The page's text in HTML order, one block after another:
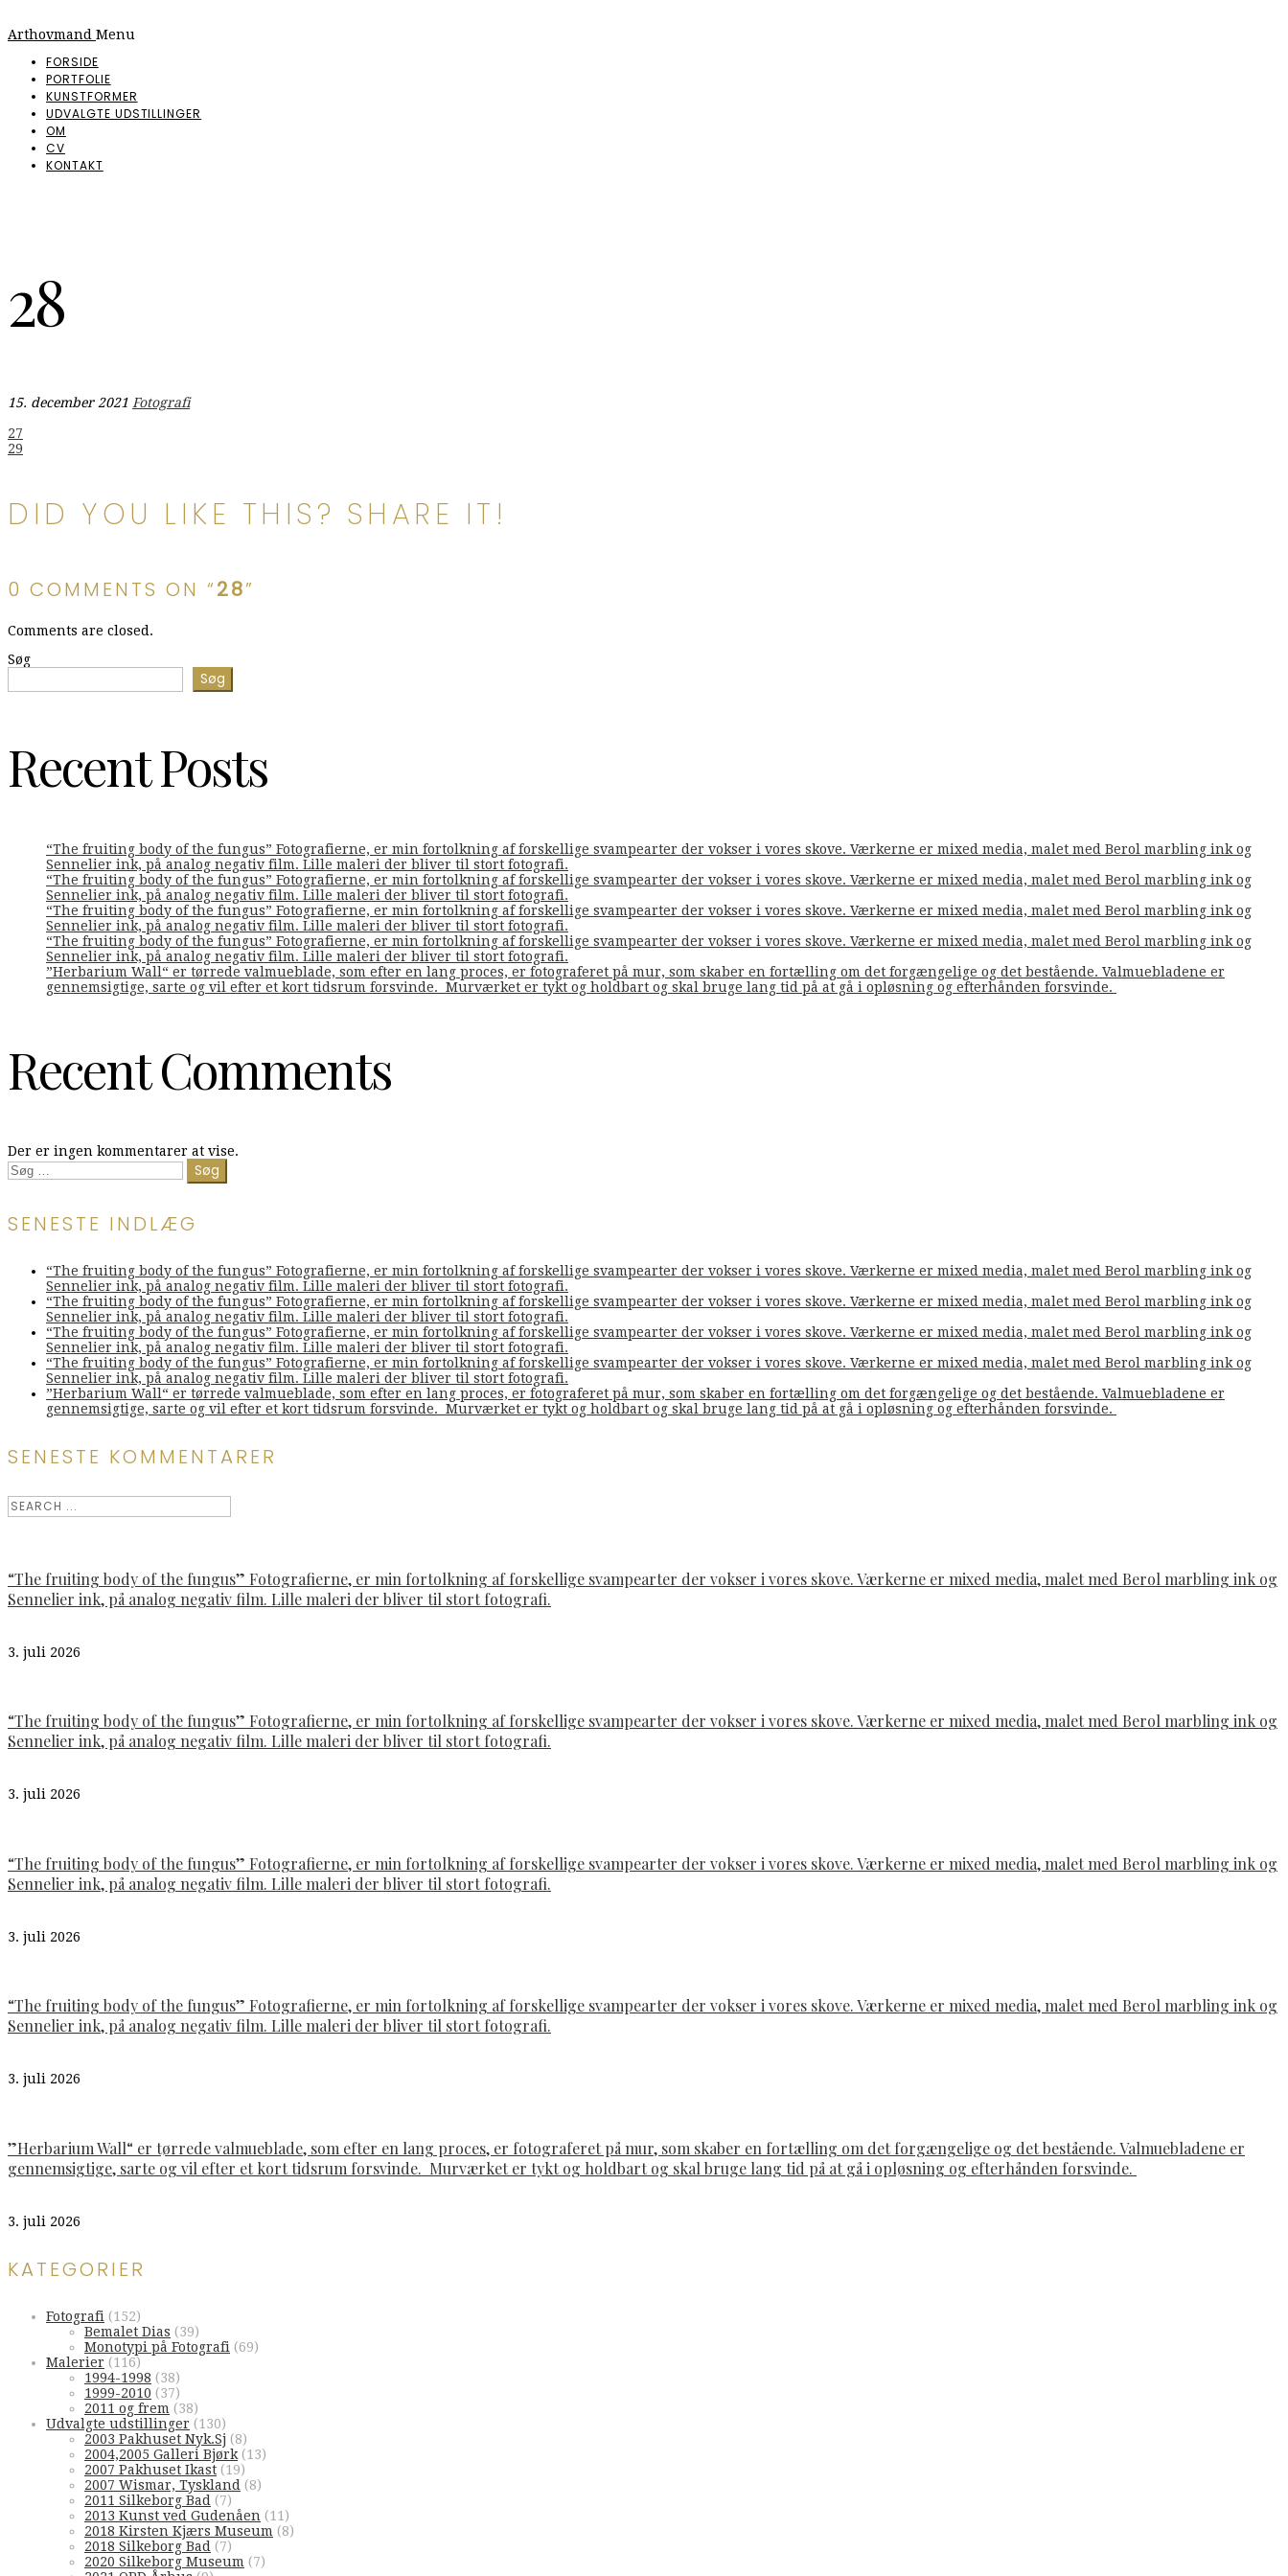
Arthovmand Menu
FORSIDE
PORTFOLIE
KUNSTFORMER
UDVALGTE UDSTILLINGER
OM
CV
KONTAKT
28
15. december 2021 Fotografi
Indlægsnavigation
27
29
DID YOU LIKE THIS? SHARE IT!
0 COMMENTS ON “28”
Comments are closed.
Søg
Søg
Recent Posts
“The fruiting body of the fungus” Fotografierne, er min fortolkning af forskellige svampearter der vokser i vores skove. Værkerne er mixed media, malet med Berol marbling ink og
Sennelier ink, på analog negativ film. Lille maleri der bliver til stort fotografi.
“The fruiting body of the fungus” Fotografierne, er min fortolkning af forskellige svampearter der vokser i vores skove. Værkerne er mixed media, malet med Berol marbling ink og
Sennelier ink, på analog negativ film. Lille maleri der bliver til stort fotografi.
“The fruiting body of the fungus” Fotografierne, er min fortolkning af forskellige svampearter der vokser i vores skove. Værkerne er mixed media, malet med Berol marbling ink og
Sennelier ink, på analog negativ film. Lille maleri der bliver til stort fotografi.
“The fruiting body of the fungus” Fotografierne, er min fortolkning af forskellige svampearter der vokser i vores skove. Værkerne er mixed media, malet med Berol marbling ink og
Sennelier ink, på analog negativ film. Lille maleri der bliver til stort fotografi.
”Herbarium Wall“ er tørrede valmueblade, som efter en lang proces, er fotograferet på mur, som skaber en fortælling om det forgængelige og det bestående. Valmuebladene er
gennemsigtige, sarte og vil efter et kort tidsrum forsvinde. Murværket er tykt og holdbart og skal bruge lang tid på at gå i opløsning og efterhånden forsvinde.
Recent Comments
Der er ingen kommentarer at vise.
Søg
efter:
SENESTE INDLÆG
“The fruiting body of the fungus” Fotografierne, er min fortolkning af forskellige svampearter der vokser i vores skove. Værkerne er mixed media, malet med Berol marbling ink og
Sennelier ink, på analog negativ film. Lille maleri der bliver til stort fotografi.
“The fruiting body of the fungus” Fotografierne, er min fortolkning af forskellige svampearter der vokser i vores skove. Værkerne er mixed media, malet med Berol marbling ink og
Sennelier ink, på analog negativ film. Lille maleri der bliver til stort fotografi.
“The fruiting body of the fungus” Fotografierne, er min fortolkning af forskellige svampearter der vokser i vores skove. Værkerne er mixed media, malet med Berol marbling ink og
Sennelier ink, på analog negativ film. Lille maleri der bliver til stort fotografi.
“The fruiting body of the fungus” Fotografierne, er min fortolkning af forskellige svampearter der vokser i vores skove. Værkerne er mixed media, malet med Berol marbling ink og
Sennelier ink, på analog negativ film. Lille maleri der bliver til stort fotografi.
”Herbarium Wall“ er tørrede valmueblade, som efter en lang proces, er fotograferet på mur, som skaber en fortælling om det forgængelige og det bestående. Valmuebladene er
gennemsigtige, sarte og vil efter et kort tidsrum forsvinde. Murværket er tykt og holdbart og skal bruge lang tid på at gå i opløsning og efterhånden forsvinde.
SENESTE KOMMENTARER
“The fruiting body of the fungus” Fotografierne, er min fortolkning af forskellige svampearter der vokser i vores skove. Værkerne er mixed media, malet med Berol marbling ink og
Sennelier ink, på analog negativ film. Lille maleri der bliver til stort fotografi.
3. juli 2026
“The fruiting body of the fungus” Fotografierne, er min fortolkning af forskellige svampearter der vokser i vores skove. Værkerne er mixed media, malet med Berol marbling ink og
Sennelier ink, på analog negativ film. Lille maleri der bliver til stort fotografi.
3. juli 2026
“The fruiting body of the fungus” Fotografierne, er min fortolkning af forskellige svampearter der vokser i vores skove. Værkerne er mixed media, malet med Berol marbling ink og
Sennelier ink, på analog negativ film. Lille maleri der bliver til stort fotografi.
3. juli 2026
“The fruiting body of the fungus” Fotografierne, er min fortolkning af forskellige svampearter der vokser i vores skove. Værkerne er mixed media, malet med Berol marbling ink og
Sennelier ink, på analog negativ film. Lille maleri der bliver til stort fotografi.
3. juli 2026
”Herbarium Wall“ er tørrede valmueblade, som efter en lang proces, er fotograferet på mur, som skaber en fortælling om det forgængelige og det bestående. Valmuebladene er
gennemsigtige, sarte og vil efter et kort tidsrum forsvinde. Murværket er tykt og holdbart og skal bruge lang tid på at gå i opløsning og efterhånden forsvinde.
3. juli 2026
KATEGORIER
Fotografi (152)
Bemalet Dias (39)
Monotypi på Fotografi (69)
Malerier (116)
1994-1998 (38)
1999-2010 (37)
2011 og frem (38)
Udvalgte udstillinger (130)
2003 Pakhuset Nyk.Sj (8)
2004,2005 Galleri Bjørk (13)
2007 Pakhuset Ikast (19)
2007 Wismar, Tyskland (8)
2011 Silkeborg Bad (7)
2013 Kunst ved Gudenåen (11)
2018 Kirsten Kjærs Museum (8)
2018 Silkeborg Bad (7)
2020 Silkeborg Museum (7)